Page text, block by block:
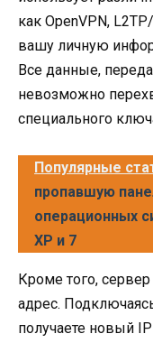
как OpenVPN,
вашу личную
Все данные,
невозможно
специального
Популярные
пропавшую
операционных
XP и 7
Кроме того,
адрес.
получаете новый